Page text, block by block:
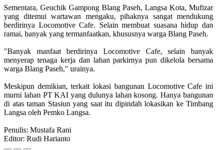
Sementara, Geuchik Gampong Blang Paseh, Langsa Kota, Mufizar
yang ditemui wartawan mengaku, pihaknya sangat mendukung
berdirinya Locomotive Cafe. Selain membuat suasana hidup dan
ramai, banyak yang termanfaatkan, khususnya warga Blang Paseh.
"Banyak manfaat berdirinya Locomotive Cafe, selain banyak
menyerap tenaga kerja dan lahan parkirnya pun dikelola bersama
warga Blang Paseh," urainya.
Meskipun demikian, terkait lokasi bangunan Locomotive Cafe ini
murni lahan PT KAI yang dulunya lahan kosong. Hanya bangunan
di atas taman Stasiun yang saat itu dipindah lokasikan ke Timbang
Langsa oleh Pemko Langsa.
Penulis: Mustafa Rani
Editor: Rudi Harianto